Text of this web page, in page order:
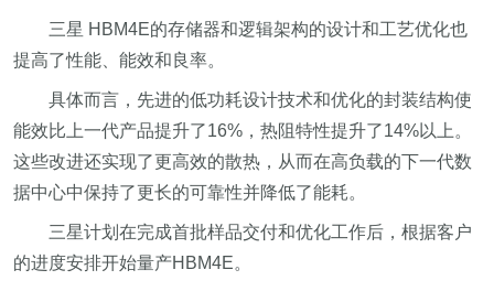
三星 HBM4E的存储器和逻辑架构的设计和工艺优化也
提高了性能、能效和良率。
具体而言，先进的低功耗设计技术和优化的封装结构使
能效比上一代产品提升了16%，热阻特性提升了14%以上。
这些改进还实现了更高效的散热，从而在高负载的下一代数
据中心中保持了更长的可靠性并降低了能耗。
三星计划在完成首批样品交付和优化工作后，根据客户
的进度安排开始量产HBM4E。